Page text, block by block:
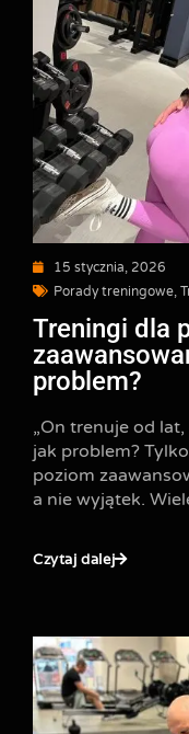
15 stycznia, 2026
Porady treningowe
Treningi dla
problem?
„On trenuje od
jak problem?
poziom
a nie wyjątek.
Czytaj dalej